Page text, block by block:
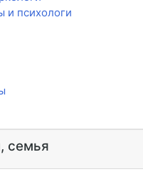
и психологи
семья